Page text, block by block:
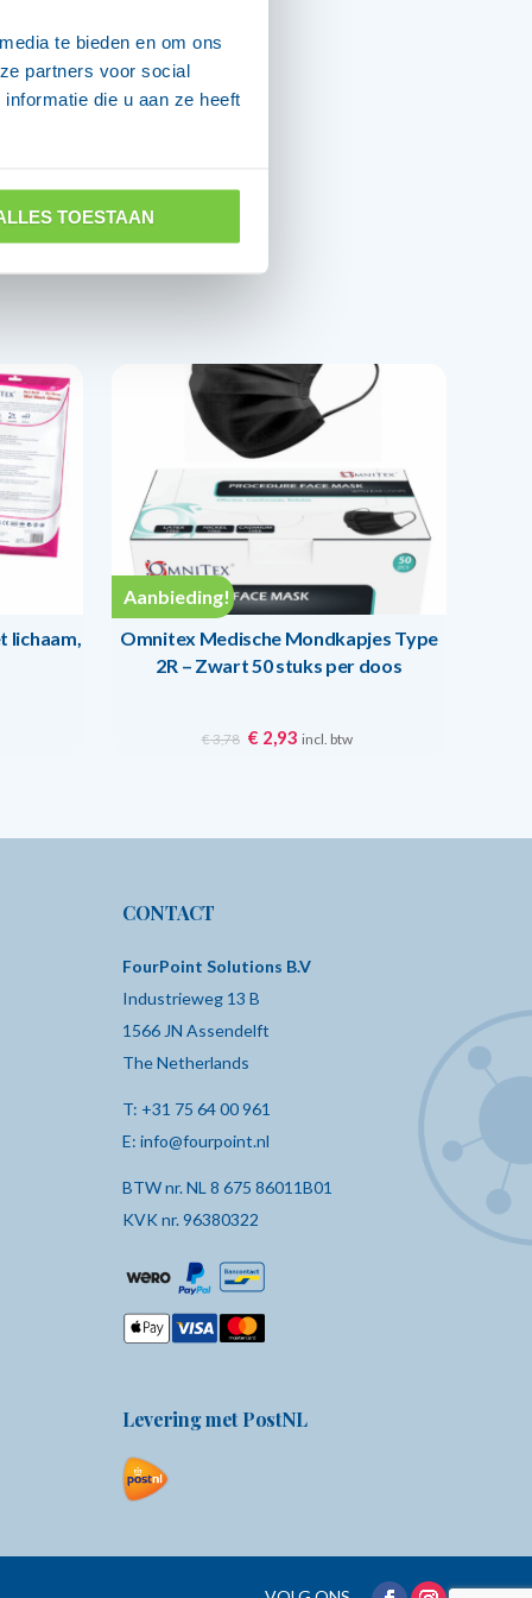
te bieden en om ons
partners voor social
die u aan ze heeft
TOESTAAN
lichaam,
Aanbieding!
Omnitex Medische Mondkapjes Type
2R – Zwart 50 stuks per doos
€3,78 Oorspronkelijke
€ 2,93Huidige
incl. btw
CONTACT
FourPoint Solutions B.V
Industrieweg 13 B
1566 JN Assendelft
The Netherlands
T: +31 75 64 00 961
E: info@fourpoint.nl
BTW nr. NL 8 675 86011B01
KVK nr. 96380322
Levering met PostNL